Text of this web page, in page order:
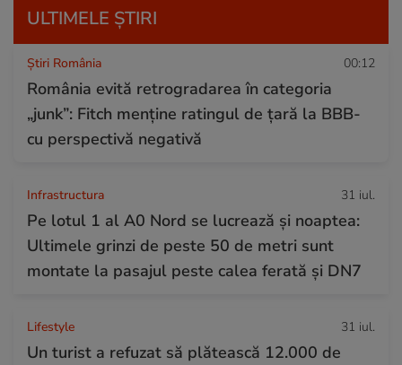
ULTIMELE ȘTIRI
Știri România 00:12
România evită retrogradarea în categoria
„junk”: Fitch menține ratingul de țară la BBB-
cu perspectivă negativă
Infrastructura 31 iul.
Pe lotul 1 al A0 Nord se lucrează și noaptea:
Ultimele grinzi de peste 50 de metri sunt
montate la pasajul peste calea ferată și DN7
Lifestyle 31 iul.
Un turist a refuzat să plătească 12.000 de